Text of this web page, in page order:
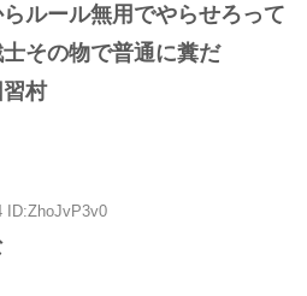
ルール無用でやらせろって
その物で普通に糞だ
村
ID:ZhoJvP3v0